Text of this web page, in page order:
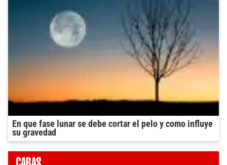
En que fase lunar se debe cortar el pelo y como influye
su gravedad